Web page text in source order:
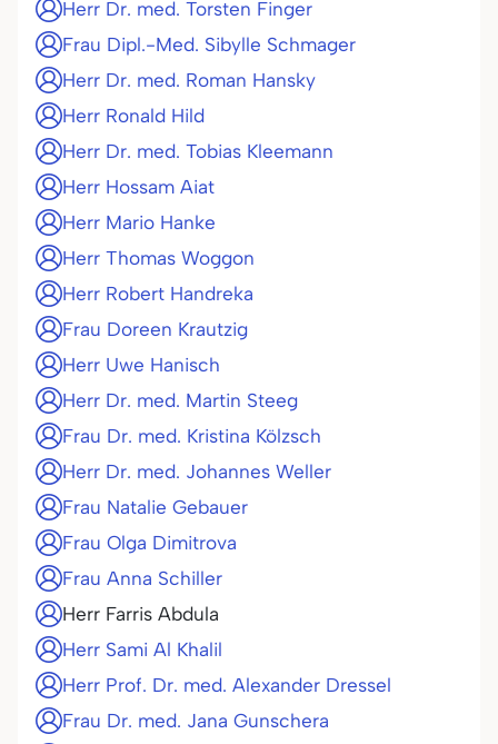
Herr Dr. med. Torsten Finger
Frau Dipl.-Med. Sibylle Schmager
Herr Dr. med. Roman Hansky
Herr Ronald Hild
Herr Dr. med. Tobias Kleemann
Herr Hossam Aiat
Herr Mario Hanke
Herr Thomas Woggon
Herr Robert Handreka
Frau Doreen Krautzig
Herr Uwe Hanisch
Herr Dr. med. Martin Steeg
Frau Dr. med. Kristina Kölzsch
Herr Dr. med. Johannes Weller
Frau Natalie Gebauer
Frau Olga Dimitrova
Frau Anna Schiller
Herr Farris Abdula
Herr Sami Al Khalil
Herr Prof. Dr. med. Alexander Dressel
Frau Dr. med. Jana Gunschera